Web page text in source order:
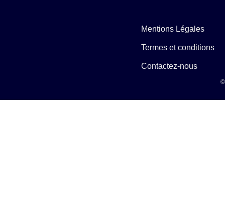
Mentions Légales
Termes et conditions
Contactez-nous
©